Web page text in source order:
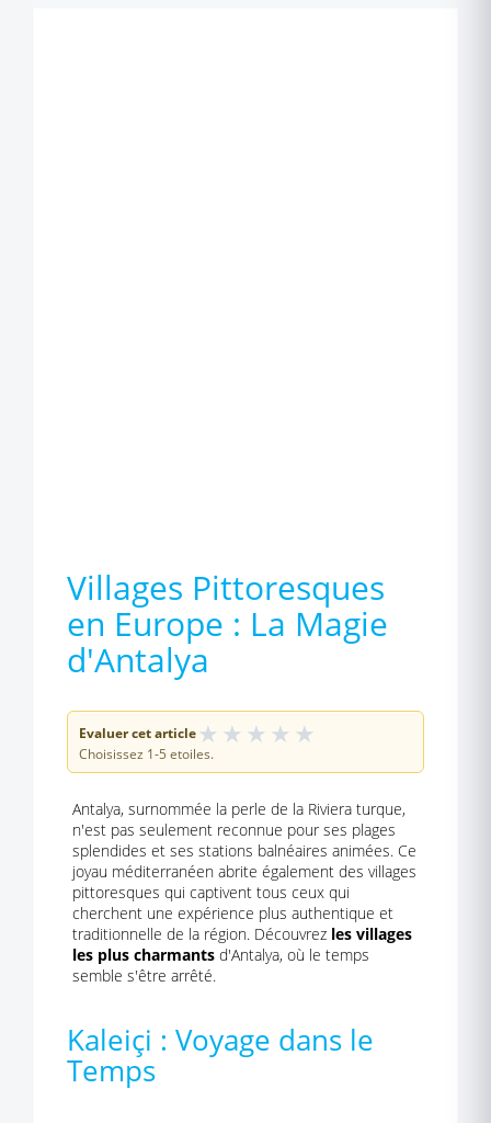
Villages Pittoresques
en Europe : La Magie
d'Antalya
Evaluer cet article★ ★ ★ ★ ★
Choisissez 1-5 etoiles.
Antalya, surnommée la perle de la Riviera turque,
n'est pas seulement reconnue pour ses plages
splendides et ses stations balnéaires animées. Ce
joyau méditerranéen abrite également des villages
pittoresques qui captivent tous ceux qui
cherchent une expérience plus authentique et
traditionnelle de la région. Découvrez les villages
les plus charmants d'Antalya, où le temps
semble s'être arrêté.
Kaleiçi : Voyage dans le
Temps